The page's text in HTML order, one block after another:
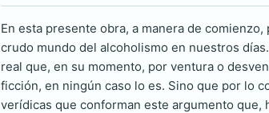
En esta presente obra, a manera de
crudo mundo del alcoholismo en nuestros
real que, en su momento, por ventura o
ficción, en ningún caso lo es. Sino que por lo
verídicas que conforman este argumento